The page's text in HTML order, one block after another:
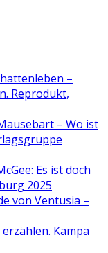
–
Reprodukt,
– Wo ist
Es ist doch
2025
von Ventusia –
Kampa